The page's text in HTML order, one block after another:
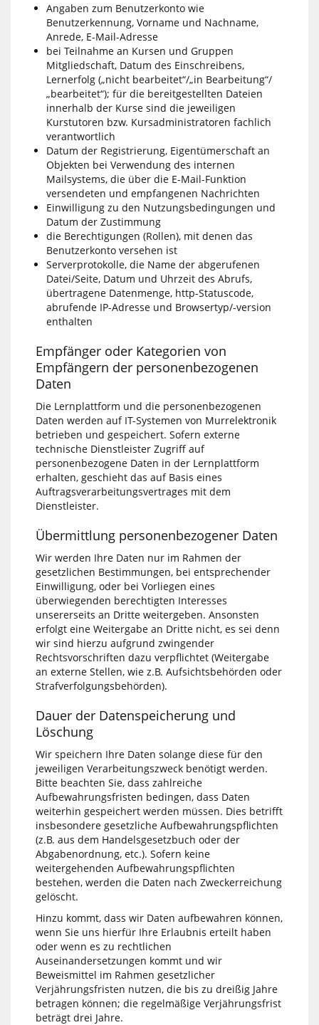
Angaben zum Benutzerkonto wie
Benutzerkennung, Vorname und Nachname,
Anrede, E-Mail-Adresse
bei Teilnahme an Kursen und Gruppen
Mitgliedschaft, Datum des Einschreibens,
Lernerfolg („nicht bearbeitet“/„in Bearbeitung“/
„bearbeitet“); für die bereitgestellten Dateien
innerhalb der Kurse sind die jeweiligen
Kurstutoren bzw. Kursadministratoren fachlich
verantwortlich
Datum der Registrierung, Eigentümerschaft an
Objekten bei Verwendung des internen
Mailsystems, die über die E-Mail-Funktion
versendeten und empfangenen Nachrichten
Einwilligung zu den Nutzungsbedingungen und
Datum der Zustimmung
die Berechtigungen (Rollen), mit denen das
Benutzerkonto versehen ist
Serverprotokolle, die Name der abgerufenen
Datei/Seite, Datum und Uhrzeit des Abrufs,
übertragene Datenmenge, http-Statuscode,
abrufende IP-Adresse und Browsertyp/-version
enthalten
Empfänger oder Kategorien von
Empfängern der personenbezogenen
Daten
Die Lernplattform und die personenbezogenen
Daten werden auf IT-Systemen von Murrelektronik
betrieben und gespeichert. Sofern externe
technische Dienstleister Zugriff auf
personenbezogene Daten in der Lernplattform
erhalten, geschieht das auf Basis eines
Auftragsverarbeitungsvertrages mit dem
Dienstleister.
Übermittlung personenbezogener Daten
Wir werden Ihre Daten nur im Rahmen der
gesetzlichen Bestimmungen, bei entsprechender
Einwilligung, oder bei Vorliegen eines
überwiegenden berechtigten Interesses
unsererseits an Dritte weitergeben. Ansonsten
erfolgt eine Weitergabe an Dritte nicht, es sei denn
wir sind hierzu aufgrund zwingender
Rechtsvorschriften dazu verpflichtet (Weitergabe
an externe Stellen, wie z.B. Aufsichtsbehörden oder
Strafverfolgungsbehörden).
Dauer der Datenspeicherung und
Löschung
Wir speichern Ihre Daten solange diese für den
jeweiligen Verarbeitungszweck benötigt werden.
Bitte beachten Sie, dass zahlreiche
Aufbewahrungsfristen bedingen, dass Daten
weiterhin gespeichert werden müssen. Dies betrifft
insbesondere gesetzliche Aufbewahrungspflichten
(z.B. aus dem Handelsgesetzbuch oder der
Abgabenordnung, etc.). Sofern keine
weitergehenden Aufbewahrungspflichten
bestehen, werden die Daten nach Zweckerreichung
gelöscht.
Hinzu kommt, dass wir Daten aufbewahren können,
wenn Sie uns hierfür Ihre Erlaubnis erteilt haben
oder wenn es zu rechtlichen
Auseinandersetzungen kommt und wir
Beweismittel im Rahmen gesetzlicher
Verjährungsfristen nutzen, die bis zu dreißig Jahre
betragen können; die regelmäßige Verjährungsfrist
beträgt drei Jahre.